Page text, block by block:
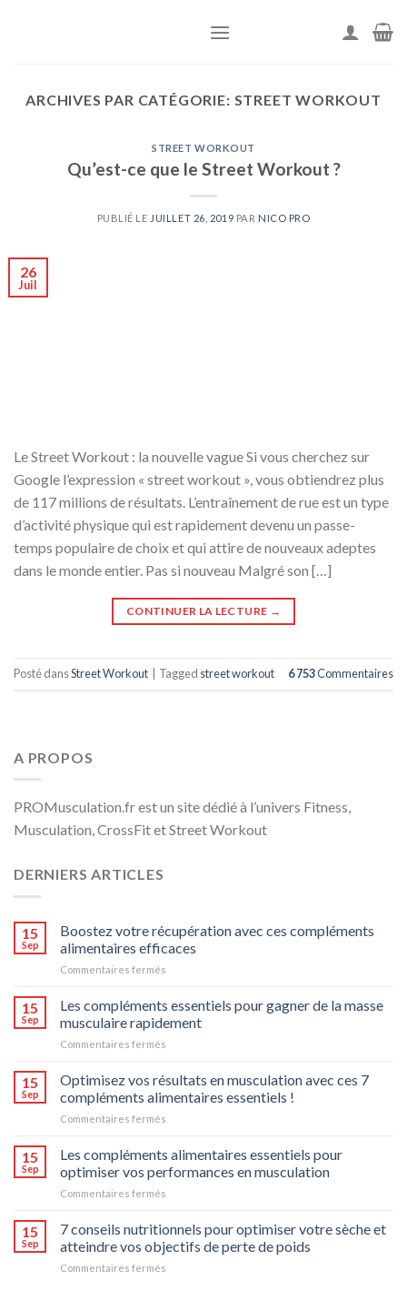
ARCHIVES PAR CATÉGORIE: STREET WORKOUT
STREET WORKOUT
Qu’est-ce que le Street Workout ?
PUBLIÉ LE JUILLET 26, 2019 PAR NICO PRO
26
Juil
Le Street Workout : la nouvelle vague Si vous cherchez sur
Google l’expression « street workout », vous obtiendrez plus
de 117 millions de résultats. L’entraînement de rue est un type
d’activité physique qui est rapidement devenu un passe-
temps populaire de choix et qui attire de nouveaux adeptes
dans le monde entier. Pas si nouveau Malgré son […]
CONTINUER LA LECTURE →
Posté dansStreet Workout Tagged street workout 6 753Commentaires
A PROPOS
PROMusculation.fr est un site dédié à l’univers Fitness,
Musculation, CrossFit et Street Workout
DERNIERS ARTICLES
15
Sep
Boostez votre récupération avec ces compléments
alimentaires efficaces
Commentaires fermés
récupération
avec
alimentaires
efficaces
15
Sep
Les compléments essentiels pour gagner de la masse
musculaire rapidement
Commentaires fermés
compléments
essentiels
pour
la
masse
15
Sep
Optimisez vos résultats en musculation avec ces 7
compléments alimentaires essentiels !
Commentaires fermés
vos
résultats
en
ces
7
compléments
15
Sep
Les compléments alimentaires essentiels pour
optimiser vos performances en musculation
Commentaires fermés
compléments
alimentaires
essentiels
15
Sep
7 conseils nutritionnels pour optimiser votre sèche et
atteindre vos objectifs de perte de poids
Commentaires fermés